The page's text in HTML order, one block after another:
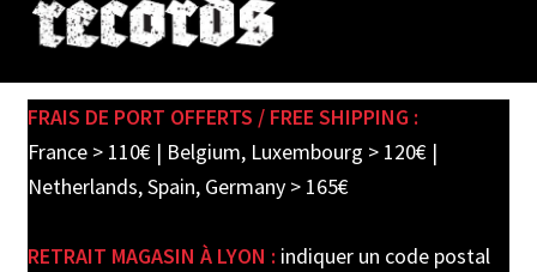
SHOP
child
PRE-ORDERS
FRAIS DE PORT OFFERTS / FREE SHIPPING :
France > 110€ | Belgium, Luxembourg > 120€ |
Netherlands, Spain, Germany > 165€
RETRAIT MAGASIN À LYON : indiquer un code postal